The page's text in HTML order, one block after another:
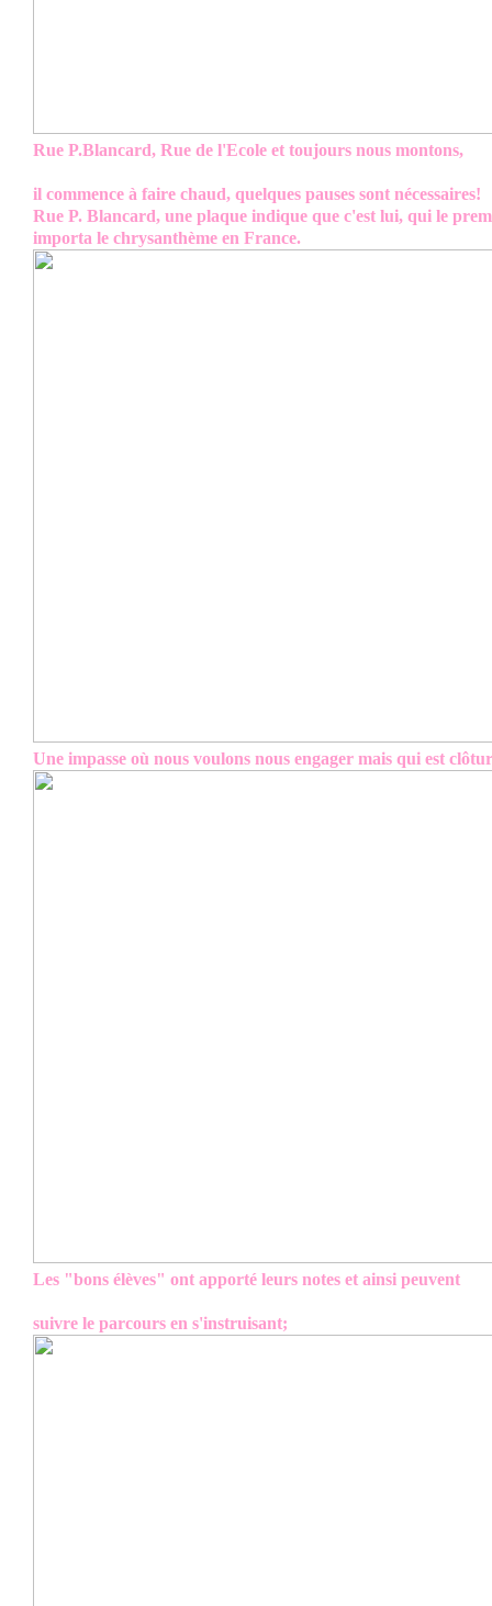
Rue P.Blancard, Rue de l'Ecole et toujours nous montons,
il commence à faire chaud, quelques pauses sont nécessaires!
Rue P. Blancard, une plaque indique que c'est lui, qui le
importa le chrysanthème en France.
Une impasse où nous voulons nous engager mais qui est
Les "bons élèves" ont apporté leurs notes et ainsi peuvent
suivre le parcours en s'instruisant;